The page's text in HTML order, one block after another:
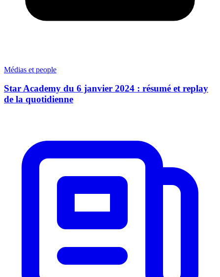
Médias et people
Star Academy du 6 janvier 2024 : résumé et replay
de la quotidienne